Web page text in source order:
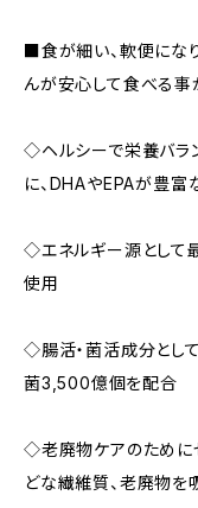
■食が細い、軟便にな
んが安心して食べる事
◇ヘルシーで栄養バラ
に、DHAやEPAが豊富
◇エネルギー源として最
使用
◇腸活・菌活成分として
菌3,500億個を配合
◇老廃物ケアのために
どな繊維質、老廃物を